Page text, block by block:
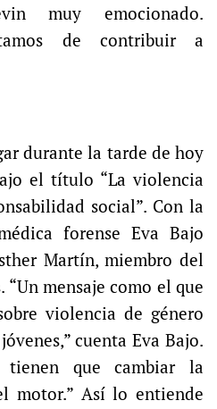
muy emocionado.
de contribuir a
durante la tarde de hoy
el título “La violencia
social”. Con la
forense Eva Bajo
Martín, miembro del
“Un mensaje como el que
violencia de género
cuenta Eva Bajo.
que cambiar la
motor.” Así lo entiende